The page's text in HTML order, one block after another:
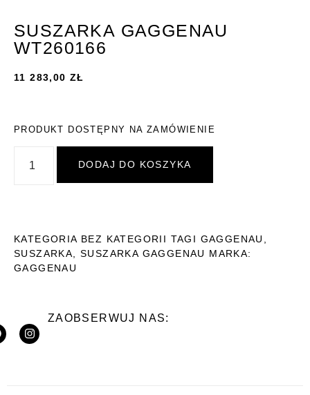
SUSZARKA GAGGENAU
WT260166
11 283,00ZŁ
PRODUKT DOSTĘPNY NA ZAMÓWIENIE
DODAJ DO KOSZYKA
KATEGORIA BEZ KATEGORII TAGI GAGGENAU
SUSZARKA ,SUSZARKA GAGGENAU MARKA:
GAGGENAU
ZAOBSERWUJ NAS: